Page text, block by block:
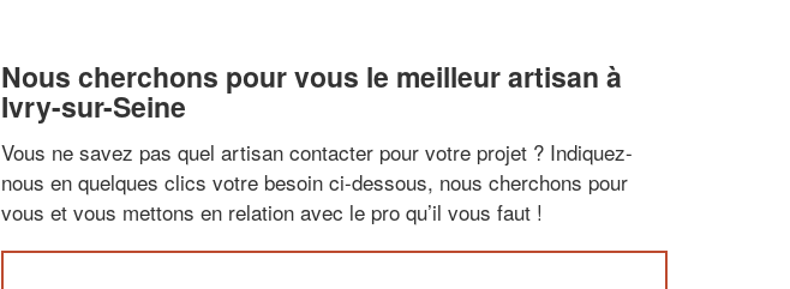
Nous cherchons pour vous le meilleur artisan à
Ivry-sur-Seine
Vous ne savez pas quel artisan contacter pour votre projet ? Indiquez-
nous en quelques clics votre besoin ci-dessous, nous cherchons pour
vous et vous mettons en relation avec le pro qu’il vous faut !